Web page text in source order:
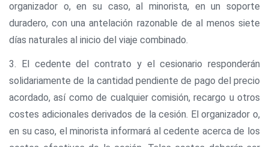
organizador o, en su caso, al minorista, en un soporte
duradero, con una antelación razonable de al menos siete
días naturales al inicio del viaje combinado.
3. El cedente del contrato y el cesionario responderán
solidariamente de la cantidad pendiente de pago del precio
acordado, así como de cualquier comisión, recargo u otros
costes adicionales derivados de la cesión. El organizador o,
en su caso, el minorista informará al cedente acerca de los